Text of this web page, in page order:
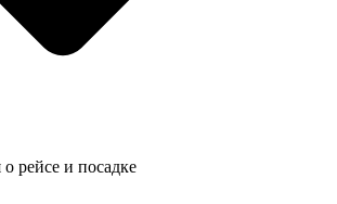
рейсе и посадке